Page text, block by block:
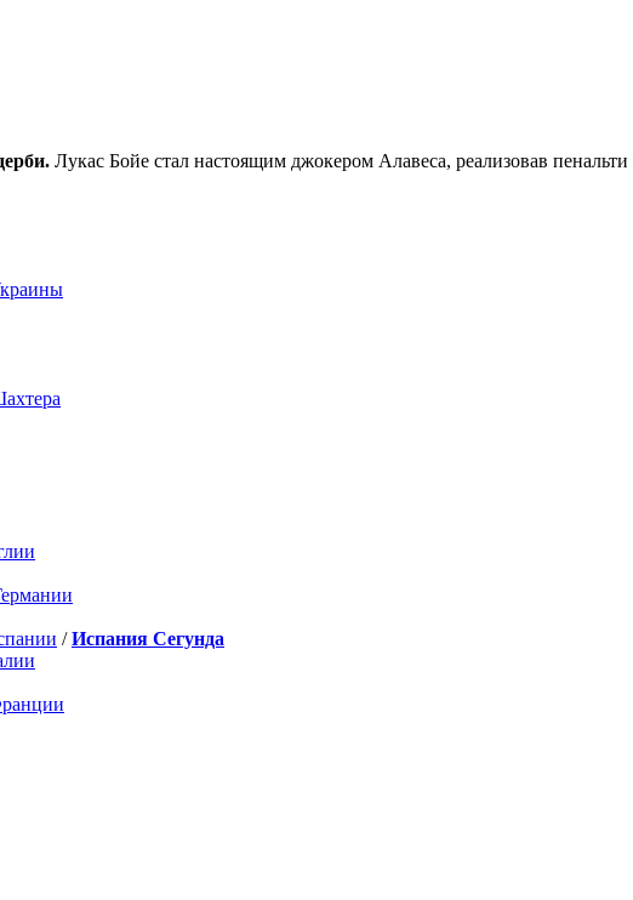
Лукас Бойе стал настоящим джокером Алавеса, реализовав
/Испания Сегунда